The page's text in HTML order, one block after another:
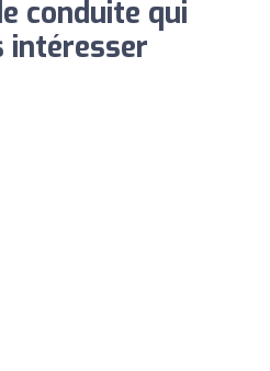
conduite qui
intéresser